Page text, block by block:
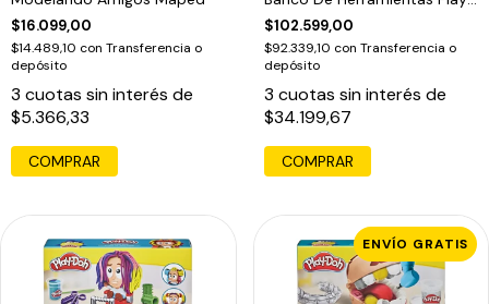
$16.099,00
$14.489,10 con Transferencia o
depósito
3 cuotas sin interés de
$5.366,33
COMPRAR
doh
$102.599,00
$92.339,10 con Transferencia o
depósito
3 cuotas sin interés de
$34.199,67
COMPRAR
ENVÍO GRATIS